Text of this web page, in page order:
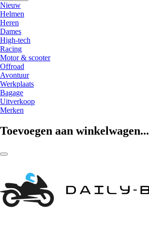
Nieuw
Helmen
Heren
Dames
High-tech
Racing
Motor & scooter
Offroad
Avontuur
Werkplaats
Bagage
Uitverkoop
Merken
Toevoegen aan winkelwagen...